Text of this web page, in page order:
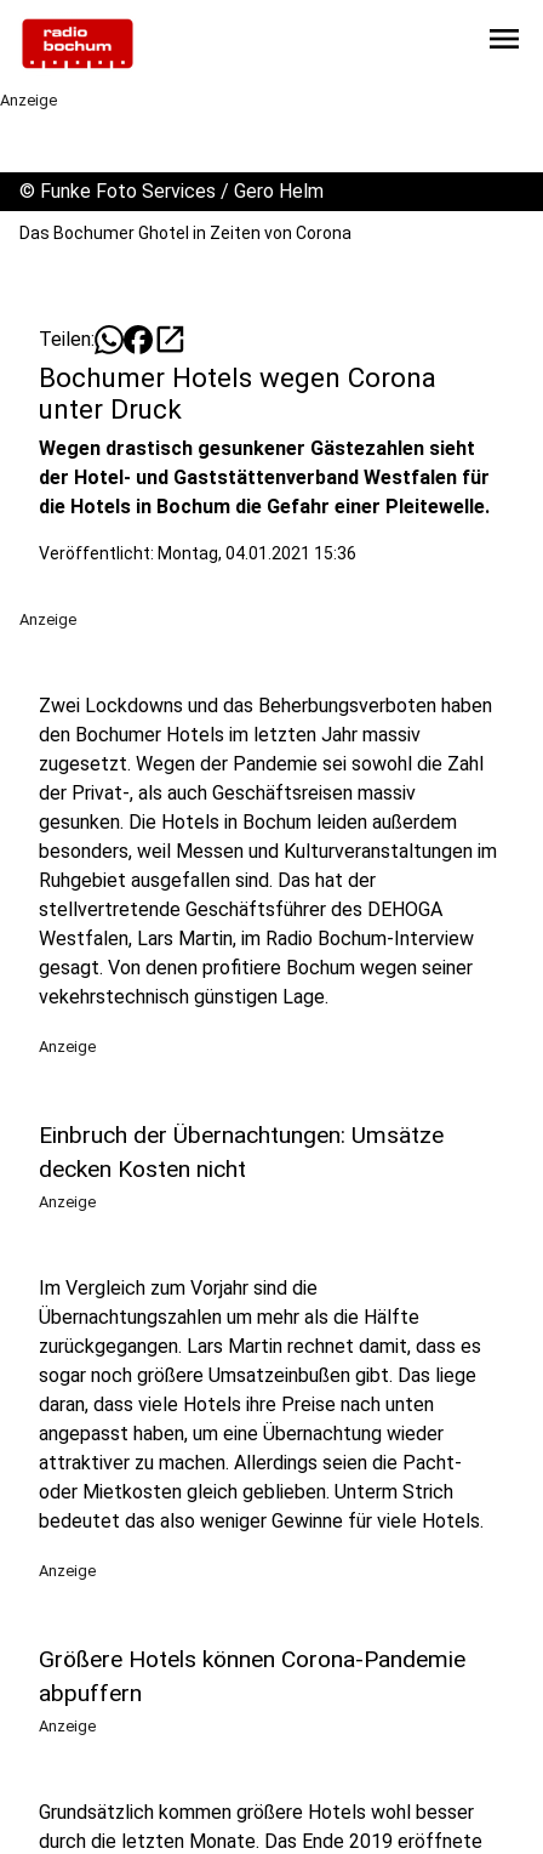
menu
Anzeige
© Funke Foto Services / Gero Helm
Das Bochumer Ghotel in Zeiten von Corona
Teilen: open_in_new
Bochumer Hotels wegen Corona
unter Druck
Wegen drastisch gesunkener Gästezahlen sieht
der Hotel- und Gaststättenverband Westfalen für
die Hotels in Bochum die Gefahr einer Pleitewelle.
Veröffentlicht: Montag, 04.01.2021 15:36
Anzeige
Zwei Lockdowns und das Beherbungsverboten haben
den Bochumer Hotels im letzten Jahr massiv
zugesetzt. Wegen der Pandemie sei sowohl die Zahl
der Privat-, als auch Geschäftsreisen massiv
gesunken. Die Hotels in Bochum leiden außerdem
besonders, weil Messen und Kulturveranstaltungen im
Ruhgebiet ausgefallen sind. Das hat der
stellvertretende Geschäftsführer des DEHOGA
Westfalen, Lars Martin, im Radio Bochum-Interview
gesagt. Von denen profitiere Bochum wegen seiner
vekehrstechnisch günstigen Lage.
Anzeige
Einbruch der Übernachtungen: Umsätze
decken Kosten nicht
Anzeige
Im Vergleich zum Vorjahr sind die
Übernachtungszahlen um mehr als die Hälfte
zurückgegangen. Lars Martin rechnet damit, dass es
sogar noch größere Umsatzeinbußen gibt. Das liege
daran, dass viele Hotels ihre Preise nach unten
angepasst haben, um eine Übernachtung wieder
attraktiver zu machen. Allerdings seien die Pacht-
oder Mietkosten gleich geblieben. Unterm Strich
bedeutet das also weniger Gewinne für viele Hotels.
Anzeige
Größere Hotels können Corona-Pandemie
abpuffern
Anzeige
Grundsätzlich kommen größere Hotels wohl besser
durch die letzten Monate. Das Ende 2019 eröffnete